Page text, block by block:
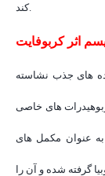
کند.
اثر
های جذب نشاسته
های خاصی
به عنوان مکمل های
گرفته شده و آن را